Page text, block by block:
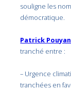
souligne les
démocratique.
Patrick
tranché entre :
– Urgence
tranchées en